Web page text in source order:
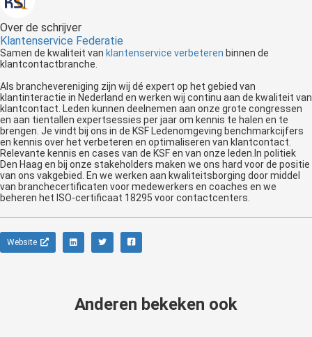
Over de schrijver
Klantenservice Federatie
Samen de kwaliteit van klantenservice verbeteren binnen de
klantcontactbranche.
Als branchevereniging zijn wij dé expert op het gebied van
klantinteractie in Nederland en werken wij continu aan de kwaliteit van
klantcontact. Leden kunnen deelnemen aan onze grote congressen
en aan tientallen expertsessies per jaar om kennis te halen en te
brengen. Je vindt bij ons in de KSF Ledenomgeving benchmarkcijfers
en kennis over het verbeteren en optimaliseren van klantcontact.
Relevante kennis en cases van de KSF en van onze leden.In politiek
Den Haag en bij onze stakeholders maken we ons hard voor de positie
van ons vakgebied. En we werken aan kwaliteitsborging door middel
van branchecertificaten voor medewerkers en coaches en we
beheren het ISO-certificaat 18295 voor contactcenters.
Website
Anderen bekeken ook